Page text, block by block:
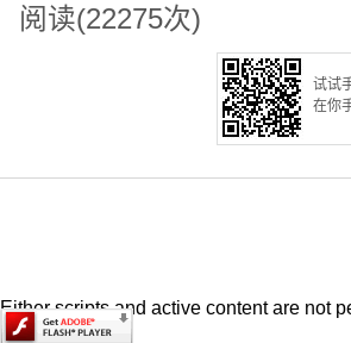
阅读(22275次)
试试
在你
Either scripts and active content are not